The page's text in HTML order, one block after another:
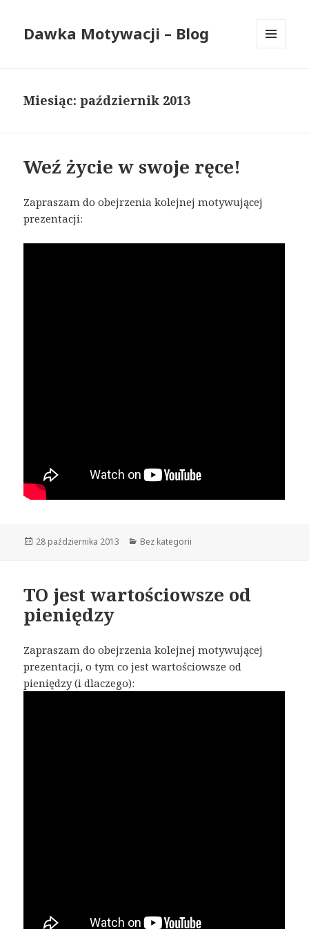
Dawka Motywacji – Blog
Miesiąc: październik 2013
Weź życie w swoje ręce!
Zapraszam do obejrzenia kolejnej motywującej
prezentacji:
Opublikowano
28 października 2013 Kategorie
Bez kategorii
TO jest wartościowsze od
pieniędzy
Zapraszam do obejrzenia kolejnej motywującej
prezentacji, o tym co jest wartościowsze od
pieniędzy (i dlaczego):